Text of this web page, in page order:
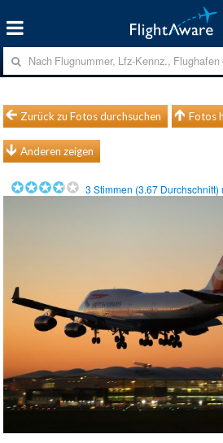
Zurück zu Fotos durchsuchen Fotos
Anderen zeigen
3 Stimmen (3.67